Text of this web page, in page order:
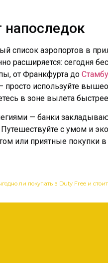
напоследок
список аэропортов в
расширяется: сегодня
от Франкфурта до
просто используйте
в зоне вылета
— банки
с умом и
или приятные покупки в
ли покупать в Duty Free и